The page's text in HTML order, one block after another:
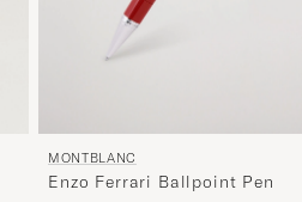
MONTBLANC
Enzo Ferrari Ballpoint Pen